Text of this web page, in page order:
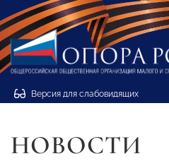
Версия для слабовидящих
НОВОСТИ